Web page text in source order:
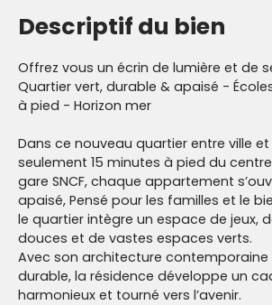
Descriptif du bien
Offrez vous un écrin de lumière et de
Quartier vert, durable & apaisé -
à pied - Horizon mer
Dans ce nouveau quartier entre ville et
seulement 15 minutes à pied du
gare SNCF, chaque appartement
apaisé, Pensé pour les familles et le
le quartier intègre un espace de jeux,
douces et de vastes espaces verts.
Avec son architecture
durable, la résidence développe un
harmonieux et tourné vers l’avenir.